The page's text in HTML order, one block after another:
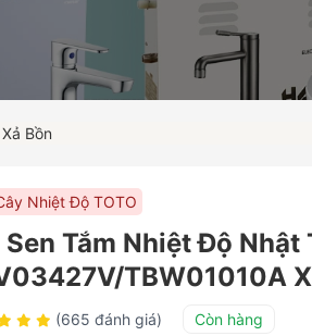
Bồn
Nhiệt Độ TOTO
Tắm Nhiệt Độ Nhật
TBW01010A
(665 đánh giá)
Còn hàng